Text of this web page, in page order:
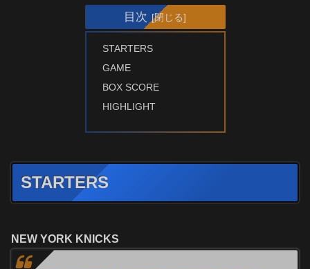
目次
STARTERS
GAME
BOX SCORE
HIGHLIGHT
STARTERS
NEW YORK KNICKS